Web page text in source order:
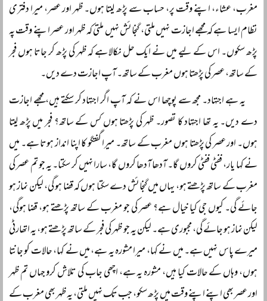
مغرب، عشاء، اپنے وقت پر، حساب سے پڑھ لیتا ہوں۔ ظہر اور عصر، میرا دفتری
نظام ایسا ہے کہ مجھے اجازت نہیں ملتی، گنجائش نہیں ملتی کہ ظہر اور عصر اپنے وقت پہ
پڑھ سکوں۔ اس کے لیے میں نے ایک حل نکالا ہے کہ ظہر کی پڑھ کر جاتا ہوں فجر
کے ساتھ، عصر کی پڑھتا ہوں مغرب کے ساتھ۔ آپ اجازت دے دیں۔
یہ ہے اجتہاد۔ مجھ سے پوچھا اس نے کہ آپ اگر اجتہاد کر سکتے ہیں، مجھے اجازت
دے دیں۔ یہ تھا اجتہاد کا تصور۔ ظہر کی پڑھتا ہوں کس کے ساتھ؟ فجر میں پڑھ لیتا
ہوں۔ اور عصر کی پڑھتا ہوں مغرب کے ساتھ۔ میرا گفتگو کا اپنا انداز ہوتا ہے۔ میں
نے کہا یار، ففٹی ففٹی کروں گا۔ آدھا آدھا کروں گا، سارا نہیں کر سکتا۔ یہ جو تم عصر کی
مغرب کے ساتھ پڑھتے ہو، یہاں میں گنجائش دے سکتا ہوں کہ قضا ہو گی، لیکن نماز ہو
جائے گی۔ کیوں جی کیا خیال ہے؟ عصر کی جو مغرب کے ساتھ پڑھتے ہو، قضا ہوگی،
لیکن نماز ہو جائے گی، مجبوری ہے۔ لیکن یہ جو ظہر کی فجر کے ساتھ پڑھتے ہو، یہ اتھارٹی
میرے پاس نہیں ہے۔ میں نے کہا، میرا مشورہ یہ ہے، میں نے کہا، حالات کو جانتا
ہوں، وہاں کے حالات کیا ہیں، مشورہ یہ ہے، اچھی جاب کی تلاش کرو جہاں تم ظہر
اور عصر بھی اپنے اپنے وقت میں پڑھ سکو، جب تک نہیں ملتی، یہ ظہر بھی مغرب کے